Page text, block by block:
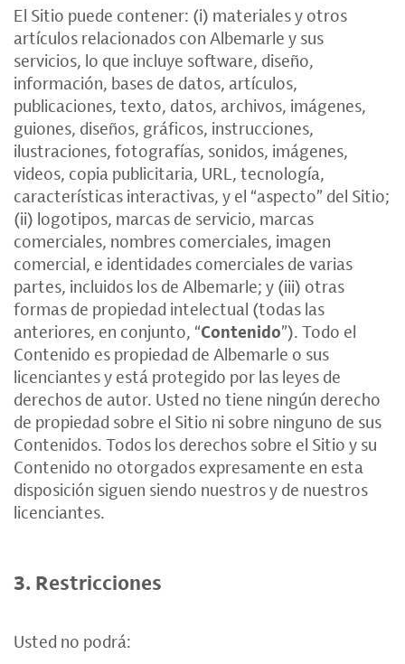
El Sitio puede contener: (i) materiales y otros
artículos relacionados con Albemarle y sus
servicios, lo que incluye software, diseño,
información, bases de datos, artículos,
publicaciones, texto, datos, archivos, imágenes,
guiones, diseños, gráficos, instrucciones,
ilustraciones, fotografías, sonidos, imágenes,
videos, copia publicitaria, URL, tecnología,
características interactivas, y el “aspecto” del Sitio;
(ii) logotipos, marcas de servicio, marcas
comerciales, nombres comerciales, imagen
comercial, e identidades comerciales de varias
partes, incluidos los de Albemarle; y (iii) otras
formas de propiedad intelectual (todas las
anteriores, en conjunto, “Contenido”). Todo el
Contenido es propiedad de Albemarle o sus
licenciantes y está protegido por las leyes de
derechos de autor. Usted no tiene ningún derecho
de propiedad sobre el Sitio ni sobre ninguno de sus
Contenidos. Todos los derechos sobre el Sitio y su
Contenido no otorgados expresamente en esta
disposición siguen siendo nuestros y de nuestros
licenciantes.
3. Restricciones
Usted no podrá: